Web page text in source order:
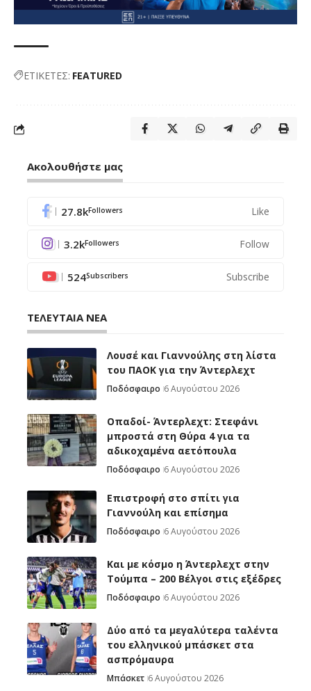
ΕΤΙΚΕΤΕΣ: FEATURED
Ακολουθήστε μας
27.8kFollowers Like
3.2kFollowers Follow
524Subscribers Subscribe
ΤΕΛΕΥΤΑΙΑ ΝΕΑ
Λουσέ και Γιαννούλης στη λίστα
του ΠΑΟΚ για την Άντερλεχτ
Ποδόσφαιρο 6 Αυγούστου 2026
Οπαδοί- Άντερλεχτ: Στεφάνι
μπροστά στη Θύρα 4 για τα
αδικοχαμένα αετόπουλα
Ποδόσφαιρο 6 Αυγούστου 2026
Επιστροφή στο σπίτι για
Γιαννούλη και επίσημα
Ποδόσφαιρο 6 Αυγούστου 2026
Και με κόσμο η Άντερλεχτ στην
Τούμπα – 200 Βέλγοι στις εξέδρες
Ποδόσφαιρο 6 Αυγούστου 2026
Δύο από τα μεγαλύτερα ταλέντα
του ελληνικού μπάσκετ στα
ασπρόμαυρα
Μπάσκετ 6 Αυγούστου 2026